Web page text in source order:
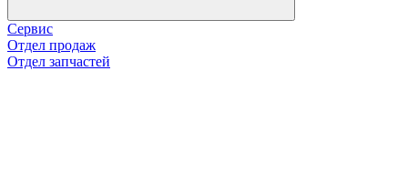
Сервис
Отдел продаж
Отдел запчастей